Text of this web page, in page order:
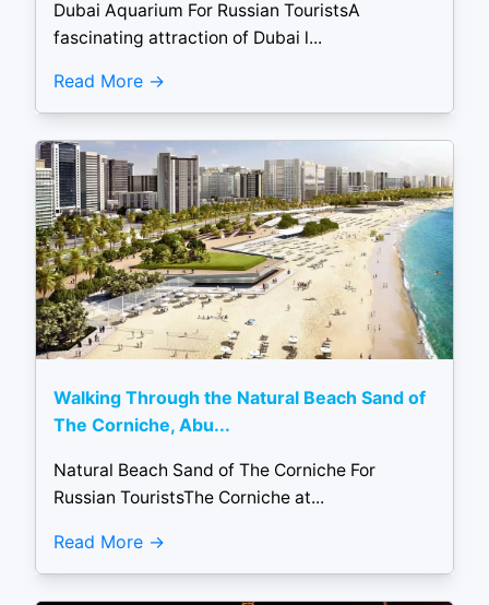
Dubai Aquarium For Russian TouristsA
fascinating attraction of Dubai l...
Read More
Walking Through the Natural Beach Sand of
The Corniche, Abu...
Natural Beach Sand of The Corniche For
Russian TouristsThe Corniche at...
Read More